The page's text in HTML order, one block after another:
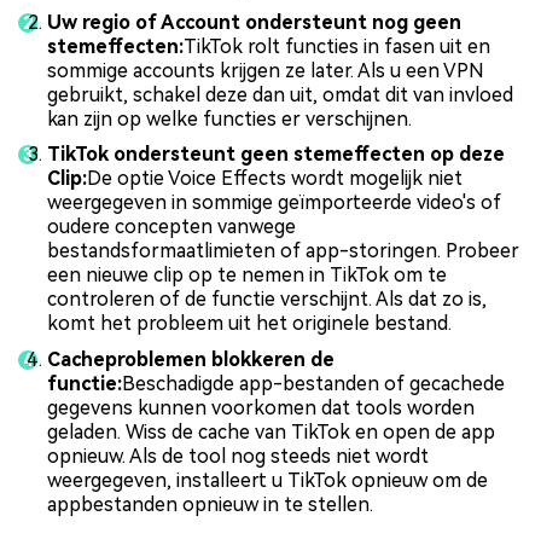
Uw regio of Account ondersteunt nog geen
stemeffecten:TikTok rolt functies in fasen uit en
sommige accounts krijgen ze later. Als u een VPN
gebruikt, schakel deze dan uit, omdat dit van invloed
kan zijn op welke functies er verschijnen.
TikTok ondersteunt geen stemeffecten op deze
Clip:De optie Voice Effects wordt mogelijk niet
weergegeven in sommige geïmporteerde video's of
oudere concepten vanwege
bestandsformaatlimieten of app-storingen. Probeer
een nieuwe clip op te nemen in TikTok om te
controleren of de functie verschijnt. Als dat zo is,
komt het probleem uit het originele bestand.
Cacheproblemen blokkeren de
functie:Beschadigde app-bestanden of gecachede
gegevens kunnen voorkomen dat tools worden
geladen. Wiss de cache van TikTok en open de app
opnieuw. Als de tool nog steeds niet wordt
weergegeven, installeert u TikTok opnieuw om de
appbestanden opnieuw in te stellen.